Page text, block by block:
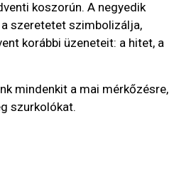
koszorún. A negyedik
szeretetet szimbolizálja,
korábbi üzeneteit: a hitet, a
mindenkit a mai mérkőzésre,
szurkolókat.